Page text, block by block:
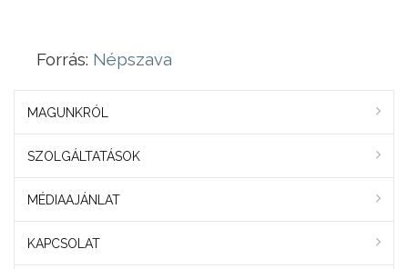
Forrás: Népszava
MAGUNKRÓL
SZOLGÁLTATÁSOK
MÉDIAAJÁNLAT
KAPCSOLAT